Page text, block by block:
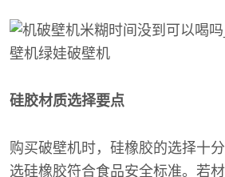
硅胶材质选择要点
购买破壁机时，硅橡胶的选择十
选硅橡胶符合食品安全标准。若